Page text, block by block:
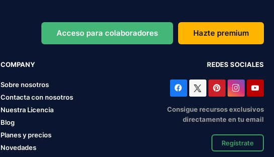
Acceso para colaboradores Hazte premium
COMPANY
Sobre nosotros
Contacta con nosotros
Nuestra Licencia
Blog
Planes y precios
Novedades
REDES SOCIALES
Consigue recursos exclusivos
directamente en tu email
Regístrate